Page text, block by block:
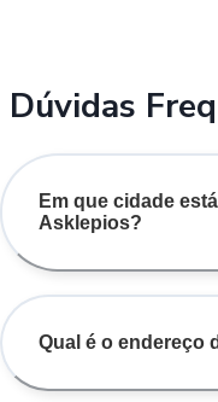
Dúvidas
Em que cidade
Asklepios?
Qual é o endereço